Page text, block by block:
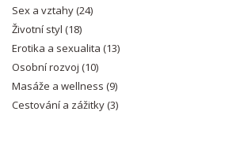
Sex a vztahy(24)
Životní styl (18)
Erotika a sexualita (13)
Osobní rozvoj (10)
Masáže a wellness (9)
Cestování a zážitky(3)